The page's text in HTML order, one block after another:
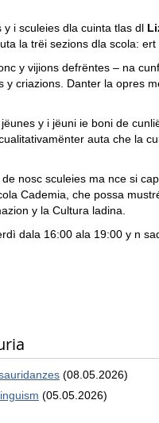
y i sculeies dla cuinta tlas dl
la trëi sezions dla scola: ert
y vijions defrëntes – na
criazions. Danter la opres
y i jëuni ie boni de
auta che la
nosc sculeies ma nce si
Cademia, che possa
y la Cultura ladina.
dala 16:00 ala 19:00 y n
(08.05.2026)
(05.05.2026)